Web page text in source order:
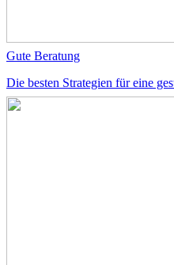
Gute Beratung
Die besten Strategien für eine